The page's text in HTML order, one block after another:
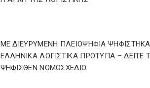
ΜΕ ΔΙΕΥΡΥΜΕΝΗ ΠΛΕΙΟΨΗΦΙΑ
ΕΛΛΗΝΙΚΑ ΛΟΓΙΣΤΙΚΑ ΠΡΟΤΥΠΑ – ΔΕΙΤΕ
ΨΗΦΙΣΘΕΝ ΝΟΜΟΣΧΕΔΙΟ